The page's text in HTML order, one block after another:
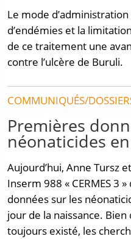
Le mode
d’endémies et la
de ce traitement une
contre l’ulcère de Buruli.
COMMUNIQUÉS/
Premières
néonaticides
Aujourd’hui, Anne Tursz
Inserm 988 « CERMES 3
données sur les
jour de la naissance.
toujours existé, les